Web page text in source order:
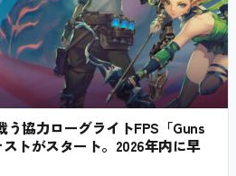
協力ローグライトFPS「Guns
トがスタート。2026年内に早